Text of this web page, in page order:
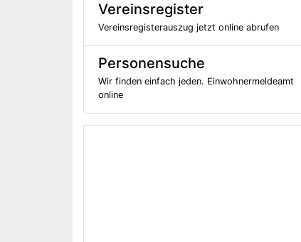
Vereinsregister
Vereinsregisterauszug jetzt online abrufen
Personensuche
Wir finden einfach jeden. Einwohnermeldeamt
online